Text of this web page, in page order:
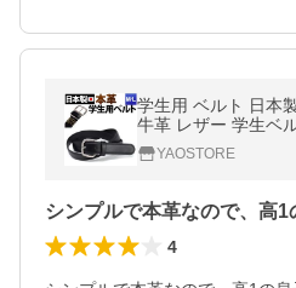
学生用 ベルト 日本
牛革 レザー 学生ベ
ルト 制服用ベルト
YAOSTORE
4